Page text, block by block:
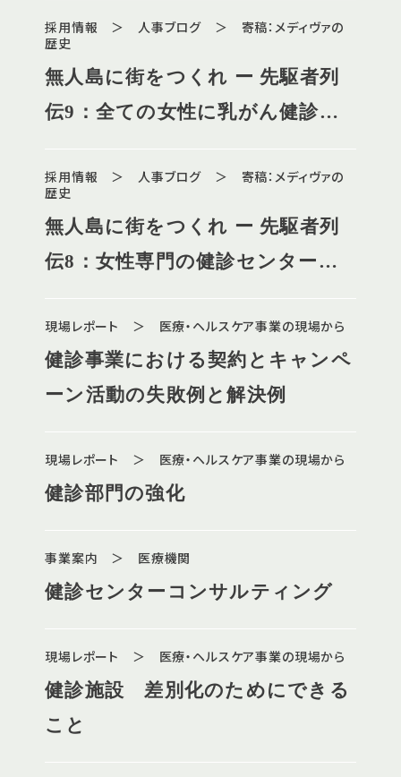
採用情報 ＞ 人事ブログ ＞ 寄稿：メディヴァの
歴史
無人島に街をつくれ ー 先駆者列
伝9：全ての女性に乳がん健診
採用情報 ＞ 人事ブログ ＞ 寄稿：メディヴァの
歴史
無人島に街をつくれ ー 先駆者列
伝8：女性専門の健診センター、
現場レポート ＞ 医療・ヘルスケア事業の現場から
健診事業における契約とキャンペ
ーン活動の失敗例と解決例
現場レポート ＞ 医療・ヘルスケア事業の現場から
健診部門の強化
事業案内 ＞ 医療機関
健診センターコンサルティング
現場レポート ＞ 医療・ヘルスケア事業の現場から
健診施設 差別化のためにできる
こと